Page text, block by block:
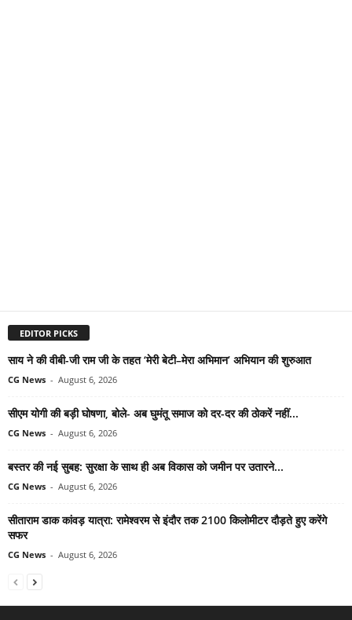
EDITOR PICKS
साय ने की वीबी-जी राम जी के तहत ‘मेरी बेटी–मेरा अभिमान’ अभियान की शुरुआत
CG News - August 6, 2026
सीएम योगी की बड़ी घोषणा, बोले- अब घुमंतू समाज को दर-दर की ठोकरें नहीं...
CG News - August 6, 2026
बस्तर की नई सुबह: सुरक्षा के साथ ही अब विकास को जमीन पर उतारने...
CG News - August 6, 2026
सीताराम डाक कांवड़ यात्रा: रामेश्वरम से इंदौर तक 2100 किलोमीटर दौड़ते हुए करेंगे
सफर
CG News - August 6, 2026